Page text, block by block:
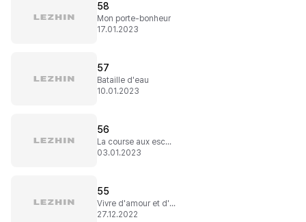
58
Mon porte-bonheur
17.01.2023
57
Bataille d'eau
10.01.2023
56
La course aux escargots
03.01.2023
55
Vivre d'amour et d'eau fraîche
27.12.2022